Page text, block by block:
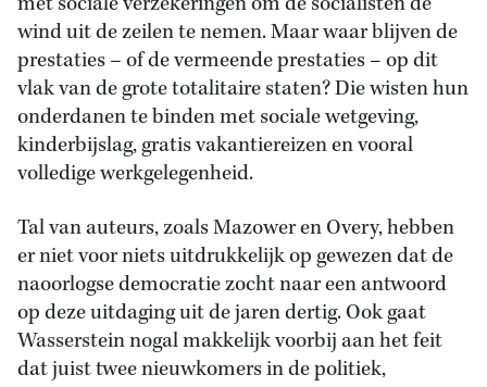
wind uit de zeilen te nemen. Maar waar blijven de
prestaties – of de vermeende prestaties – op dit
vlak van de grote totalitaire staten? Die wisten hun
onderdanen te binden met sociale wetgeving,
kinderbijslag, gratis vakantiereizen en vooral
volledige werkgelegenheid.
Tal van auteurs, zoals Mazower en Overy, hebben
er niet voor niets uitdrukkelijk op gewezen dat de
naoorlogse democratie zocht naar een antwoord
op deze uitdaging uit de jaren dertig. Ook gaat
Wasserstein nogal makkelijk voorbij aan het feit
dat juist twee nieuwkomers in de politiek,